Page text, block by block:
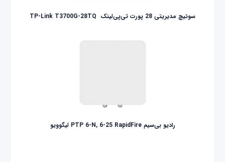
سوئیچ مدیریتی 28 پورت تی‌پی‌لینک ‌ TP-Link T3700G-28TQ
رادیو بی‌سیم PTP 6-N, 6-25 RapidFire لیگوویو